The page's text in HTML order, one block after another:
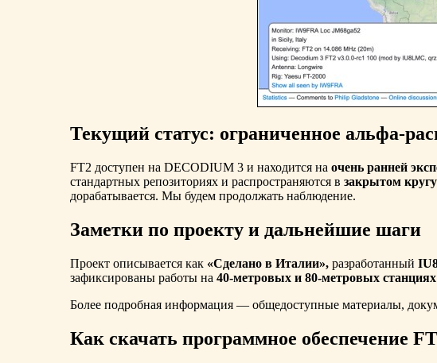
Текущий статус: ограниченное альфа-
FT2 доступен на DECODIUM 3 и находится на очень ранней
стандартных репозиториях и распространяются в закрытом кругу
дорабатывается. Мы будем продолжать наблюдение.
Заметки по проекту и дальнейшие шаги
Проект описывается как «Сделано в Италии», разработанный
зафиксированы работы на 40-метровых и 80-метровых станциях
Более подробная информация — общедоступные материалы,
Как скачать программное обеспечение